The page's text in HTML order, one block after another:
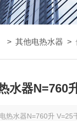
> 其他电热水器 >
水器N=760
热水器N=760升 V=25